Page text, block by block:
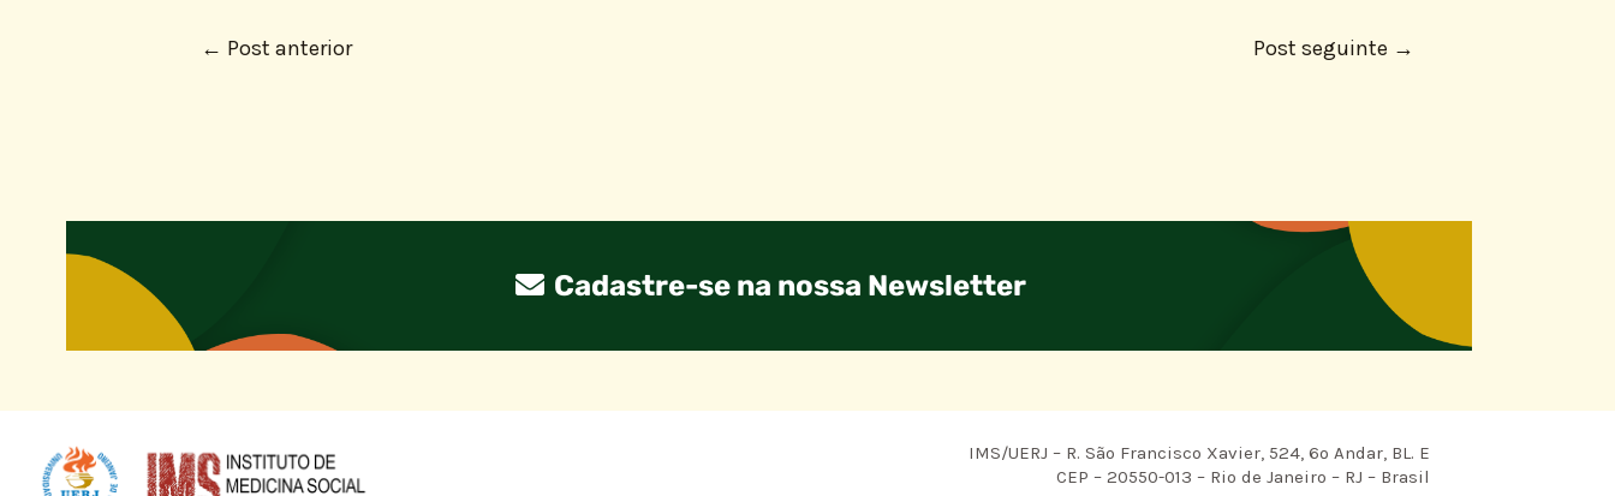
← Post anterior Post seguinte →
Cadastre-se na nossa Newsletter
IMS/UERJ – R. São Francisco Xavier, 524, 6º Andar, BL. E
CEP – 20550-013 – Rio de Janeiro – RJ – Brasil